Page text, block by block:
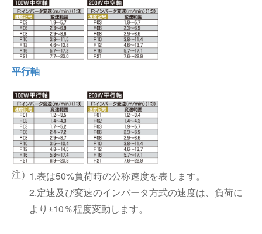
平行軸
1.表は50%負荷時の公称速度を表します。
2.定速及び変速のインバータ方式の速度は、負荷に
より±10％程度変動します。